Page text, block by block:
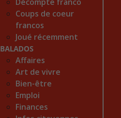
Coups de coeur
francos
Joué récemment
BALADOS
Affaires
Art de vivre
Bien-être
Emploi
Finances